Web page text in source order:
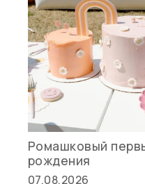
Ромашковый
рождения
07.08.2026